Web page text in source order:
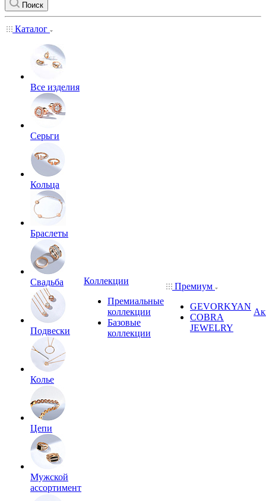
Поиск
Каталог
Все изделия
Серьги
Кольца
Браслеты
Свадьба
Подвески
Колье
Цепи
Мужской
ассортимент
Коллекции
Премиальные
коллекции
Базовые
коллекции
Премиум
GEVORKYAN
COBRA
JEWELRY